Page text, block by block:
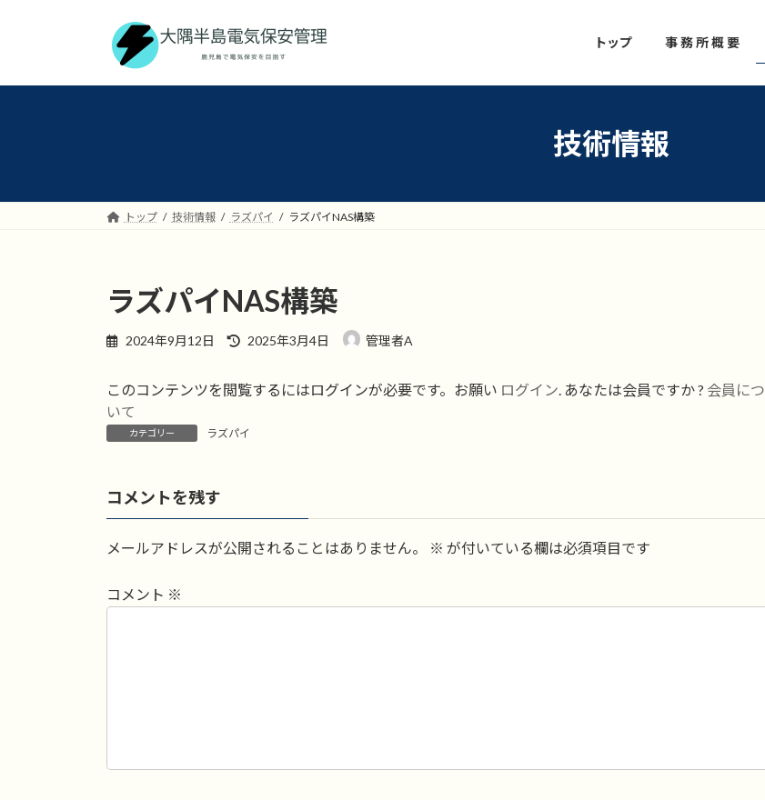
プ
動
トップ 事 務 所 概 要
技術情報
トップ 技術情報 ラズパイ ラズパイNAS構築
ラズパイNAS構築
2024年9月12日
最
新
時
2025年3月4日 管理者A
このコンテンツを閲覧するにはログインが必要です。お願い ログイン. あなたは会員ですか ? 会員につ
いて
カテゴリー ラズパイ
コメントを残す
メールアドレスが公開されることはありません。 ※ が付いている欄は必須項目です
コメント ※